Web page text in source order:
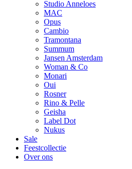
Studio Anneloes
MAC
Opus
Cambio
Tramontana
Summum
Jansen Amsterdam
Woman & Co
Monari
Oui
Rosner
Rino & Pelle
Geisha
Label Dot
Nukus
Sale
Feestcollectie
Over ons